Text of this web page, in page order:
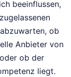
beeinflussen,
ob
Anbieter von
ob der
liegt.